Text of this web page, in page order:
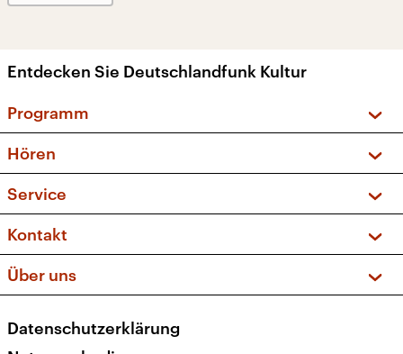
Entdecken Sie Deutschlandfunk Kultur
Programm
Sendungen und Podcasts
Musikliste
Kakadu – Das Kinderprogramm
Hören
Frequenzen (UKW + DAB+)
Service
FAQ
Apps
Newsletter
Veranstaltungen
Kontakt
Social Media
Über uns
Presse
Datenschutzerklärung